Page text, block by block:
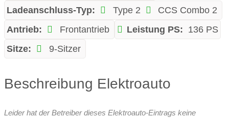
Ladeanschluss-Typ:
Type 2
CCS Combo 2
Antrieb:
Frontantrieb Leistung PS: 136 PS
Sitze:
9-Sitzer
Beschreibung Elektroauto
Leider hat der Betreiber dieses Elektroauto-Eintrags keine